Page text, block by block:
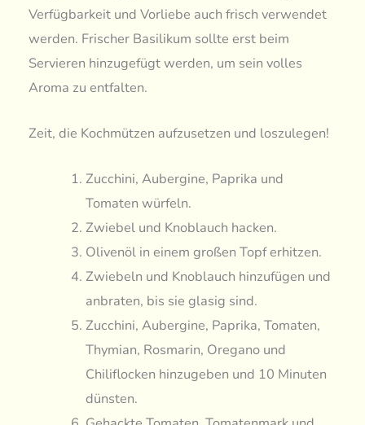
Verfügbarkeit und Vorliebe auch frisch verwendet
werden. Frischer Basilikum sollte erst beim
Servieren hinzugefügt werden, um sein volles
Aroma zu entfalten.
Zeit, die Kochmützen aufzusetzen und loszulegen!
Zucchini, Aubergine, Paprika und
Tomaten würfeln.
Zwiebel und Knoblauch hacken.
Olivenöl in einem großen Topf erhitzen.
Zwiebeln und Knoblauch hinzufügen und
anbraten, bis sie glasig sind.
Zucchini, Aubergine, Paprika, Tomaten,
Thymian, Rosmarin, Oregano und
Chiliflocken hinzugeben und 10 Minuten
dünsten.